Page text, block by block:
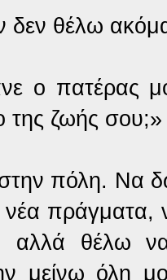
δεν θέλω
ο πατέρας
της ζωής σου;»
στην πόλη.
πράγματα,
αλλά θέλω
μείνω όλη